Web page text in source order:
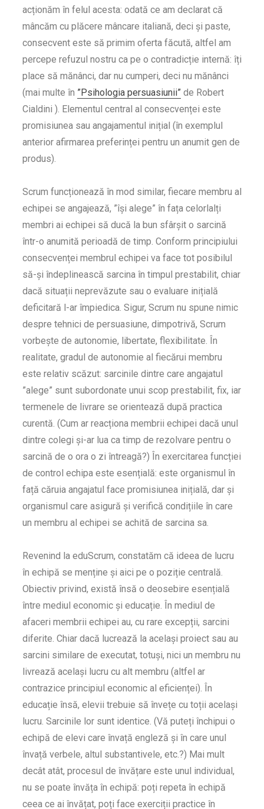
acționăm în felul acesta: odată ce am declarat că
mâncăm cu plăcere mâncare italiană, deci și paste,
consecvent este să primim oferta făcută, altfel am
percepe refuzul nostru ca pe o contradicție internă: îți
place să mănânci, dar nu cumperi, deci nu mănânci
(mai multe în ”Psihologia persuasiunii” de Robert
Cialdini ). Elementul central al consecvenței este
promisiunea sau angajamentul inițial (în exemplul
anterior afirmarea preferinței pentru un anumit gen de
produs).
Scrum funcționează în mod similar, fiecare membru al
echipei se angajează, ”își alege” în fața celorlalți
membri ai echipei să ducă la bun sfârșit o sarcină
într-o anumită perioadă de timp. Conform principiului
consecvenței membrul echipei va face tot posibilul
să-și îndeplinească sarcina în timpul prestabilit, chiar
dacă situații neprevăzute sau o evaluare inițială
deficitară l-ar împiedica. Sigur, Scrum nu spune nimic
despre tehnici de persuasiune, dimpotrivă, Scrum
vorbește de autonomie, libertate, flexibilitate. În
realitate, gradul de autonomie al fiecărui membru
este relativ scăzut: sarcinile dintre care angajatul
”alege” sunt subordonate unui scop prestabilit, fix, iar
termenele de livrare se orientează după practica
curentă. (Cum ar reacționa membrii echipei dacă unul
dintre colegi și-ar lua ca timp de rezolvare pentru o
sarcină de o ora o zi întreagă?) În exercitarea funcției
de control echipa este esențială: este organismul în
față căruia angajatul face promisiunea inițială, dar și
organismul care asigură și verifică condițiile în care
un membru al echipei se achită de sarcina sa.
Revenind la eduScrum, constatăm că ideea de lucru
în echipă se menține și aici pe o poziție centrală.
Obiectiv privind, există însă o deosebire esențială
între mediul economic și educație. În mediul de
afaceri membrii echipei au, cu rare excepții, sarcini
diferite. Chiar dacă lucrează la același proiect sau au
sarcini similare de executat, totuși, nici un membru nu
livrează același lucru cu alt membru (altfel ar
contrazice principiul economic al eficienței). În
educație însă, elevii trebuie să învețe cu toții același
lucru. Sarcinile lor sunt identice. (Vă puteți închipui o
echipă de elevi care învață engleză și în care unul
învață verbele, altul substantivele, etc.?) Mai mult
decât atât, procesul de învățare este unul individual,
nu se poate învăța în echipă: poți repeta în echipă
ceea ce ai învățat, poți face exerciții practice în